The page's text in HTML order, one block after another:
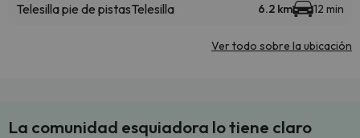
Telesilla pie de pistasTelesilla 6.2 km 12 min
Ver todo sobre la ubicación
La comunidad esquiadora lo tiene claro